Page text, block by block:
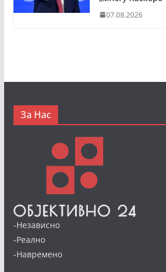
07.08.2026
За Нас
-Независно
-Реално
-Навремено